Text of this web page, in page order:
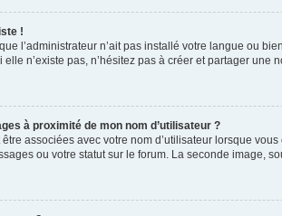
!
l’administrateur n’ait pas installé votre langue ou
n’existe pas, n’hésitez pas à créer et partager
à proximité de mon nom d’utilisateur ?
associées avec votre nom d’utilisateur lorsque
ou votre statut sur le forum. La seconde image,